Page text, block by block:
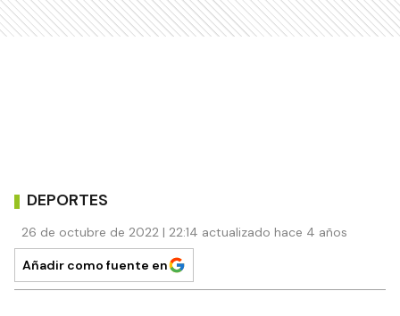
DEPORTES
26 de octubre de 2022 | 22:14 actualizado hace 4 años
Añadir como fuente en